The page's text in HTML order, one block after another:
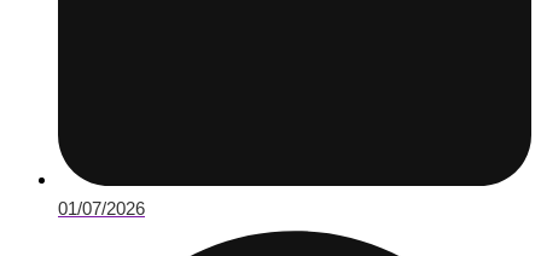
01/07/2026